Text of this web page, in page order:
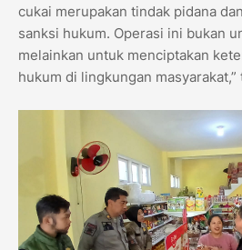
cukai merupakan tindak pidana
sanksi hukum. Operasi ini bukan
melainkan untuk menciptakan
hukum di lingkungan masyarakat,”